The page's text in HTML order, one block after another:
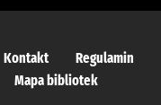
Kontakt
Regulamin
Mapa bibliotek